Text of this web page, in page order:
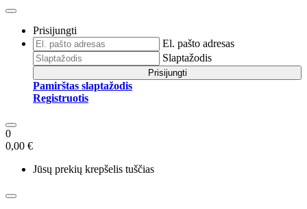
Prisijungti
El. pašto adresas
Slaptažodis
Prisijungti
Pamirštas slaptažodis
Registruotis
0
0,00 €
Jūsų prekių krepšelis tuščias